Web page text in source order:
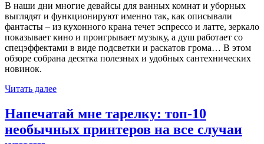
В наши дни многие девайсы для ванных комнат и уборных
выглядят и функционируют именно так, как описывали
фантасты – из кухонного крана течет эспрессо и латте, зеркало
показывает кино и проигрывает музыку, а душ работает со
спецэффектами в виде подсветки и раскатов грома… В этом
обзоре собрана десятка полезных и удобных сантехнических
новинок.
Читать далее
Напечатай мне тарелку: топ-10
необычных принтеров на все случаи